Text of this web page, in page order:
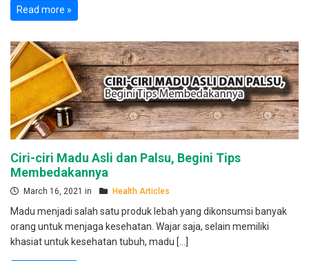
Read more »
Ciri-ciri Madu Asli dan Palsu, Begini Tips
Membedakannya
March 16, 2021 in Health Articles
Madu menjadi salah satu produk lebah yang dikonsumsi banyak
orang untuk menjaga kesehatan. Wajar saja, selain memiliki
khasiat untuk kesehatan tubuh, madu […]